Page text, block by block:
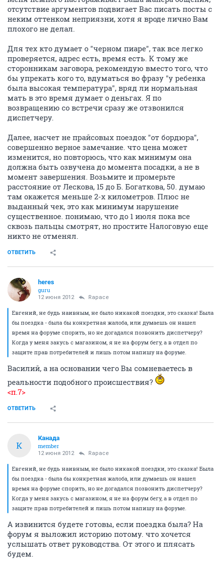
отсутствие аргументов подвигает Вас писать посты с
неким оттенком неприязни, хотя я вроде лично Вам
плохого не делал.
Для тех кто думает о "черном пиаре", так все легко
проверяется, адрес есть, время есть. К тому же
сторонникам заговора, рекомендую вместо того, что
бы упрекать кого то, вдуматься во фразу "у ребенка
была высокая температура", вряд ли нормальная
мать в это время думает о деньгах. Я по
возвращению со встречи сразу же отзвонился
диспетчеру.
Далее, насчет не прайсовых поездок "от бордюра",
совершенно верное замечание. что цена может
изменится, но повторюсь, что как минимум она
должна быть озвучена до момента посадки, а не в
момент завершения. Возьмите и промерьте
расстояние от Лескова, 15 до Б. Богаткова, 50. думаю
там окажется меньше 2-х километров. Плюс не
выданный чек, это как минимум нарушение
существенное. понимаю, что до 1 июля пока все
сквозь пальцы смотрят, но простите Налоговую еще
никто не отменял.
ОТВЕТИТЬ
heres
guru
12 июня 2012 Rapace
Евгений, не будь наивным, не было никакой поездки, это сказка! Была
бы поездка - была бы конкретная жалоба, или думаешь он нашел
время на форуме спорить, но не догадался позвонить диспетчеру?
Когда у меня закусь с магазином, я не на форум бегу, а в отдел по
защите прав потребителей и лишь потом напишу на форуме.
Василий, а на основании чего Вы сомневаетесь в
реальности подобного происшествия?
<п.7>
ОТВЕТИТЬ
К
Канада
member
12 июня 2012 Rapace
Евгений, не будь наивным, не было никакой поездки, это сказка! Была
бы поездка - была бы конкретная жалоба, или думаешь он нашел
время на форуме спорить, но не догадался позвонить диспетчеру?
Когда у меня закусь с магазином, я не на форум бегу, а в отдел по
защите прав потребителей и лишь потом напишу на форуме.
А извинится будете готовы, если поездка была? На
форум я выложил историю потому. что хочется
услышать ответ руководства. От этого и плясать
будем.